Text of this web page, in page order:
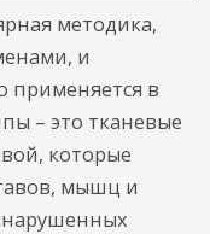
методика,
и
применяется в
– это тканевые
которые
мышц и
нарушенных